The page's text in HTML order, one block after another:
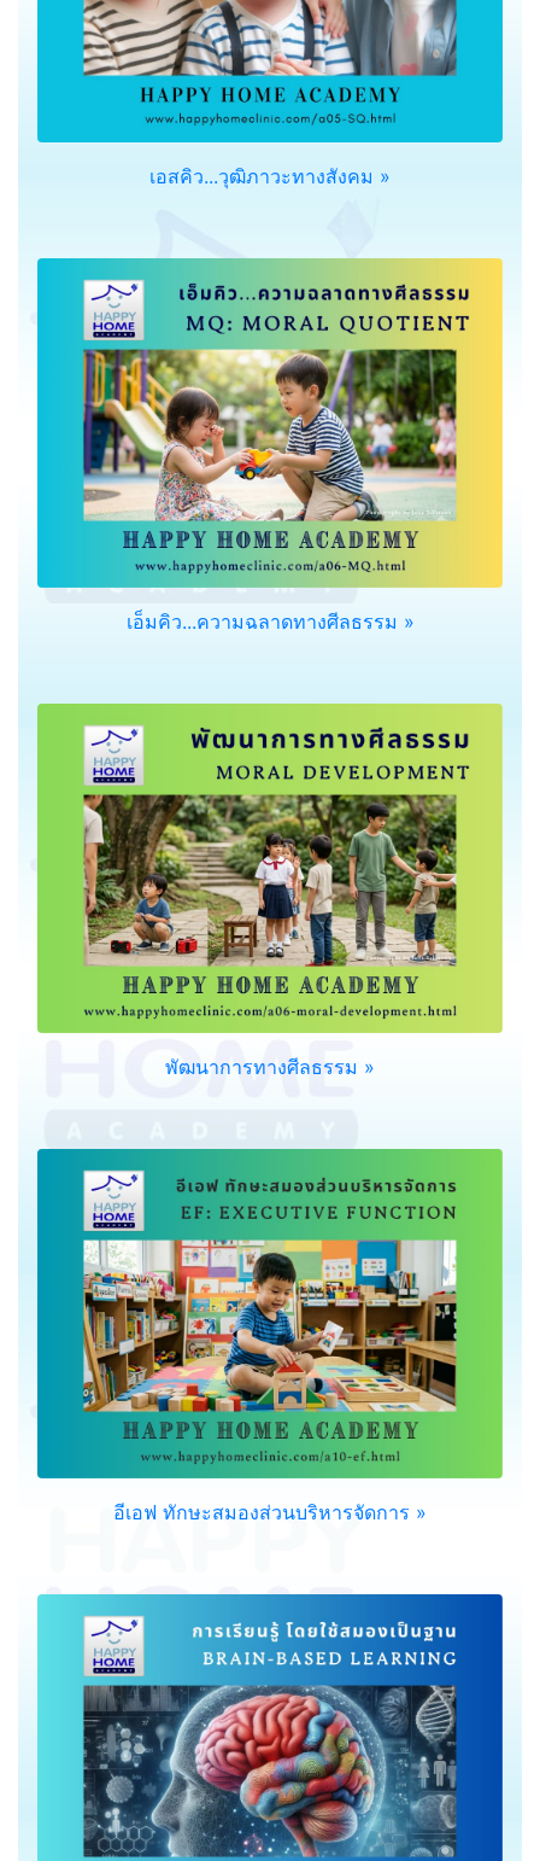
เอสคิว...วุฒิภาวะทางสังคม »
เอ็มคิว...ความฉลาดทางศีลธรรม »
พัฒนาการทางศีลธรรม »
อีเอฟ ทักษะสมองส่วนบริหารจัดการ »